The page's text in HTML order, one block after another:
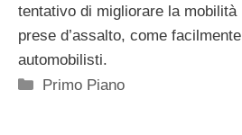
tentativo di migliorare la mobilità
prese d’assalto, come
automobilisti.
Categorie
Primo Piano